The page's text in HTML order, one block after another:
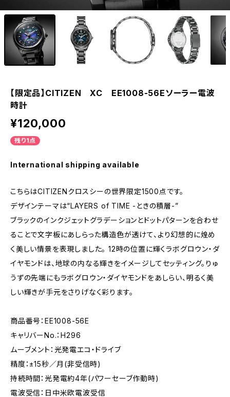
【限定品】CITIZEN XC EE1008-56Eソーラー電波
時計
¥120,000
残り1点
International shipping available
こちらはCITIZENクロスシーの世界限定1500点です。
デザインテーマは“LAYERS of TIME -ときの積層-”
ブラックのインクジェットグラデーションとドットパターンを合わせ
ることで文字板にあしらった構造色が透けて、より幻想的に煌め
く美しい情景を表現しました。 12時の位置に輝くラボグロウン・ダ
イヤモンドは、地球の内なる輝きをイメージしてセッティング。りゅ
うずの先端にもラボグロウン・ダイヤモンドをあしらい、明るく美
しい輝きが手元をさりげなく彩ります。
商品番号：EE1008-56E
キャリバーNo.：H296
ムーブメント：光発電エコ・ドライブ
精度：±15秒／月(非受信時)
持続時間：光発電約4年(パワーセーブ作動時)
電波受信：日中米欧電波受信